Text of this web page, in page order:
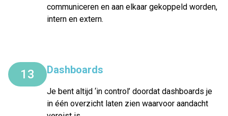
communiceren en aan elkaar gekoppeld worden,
intern en extern.
13 Dashboards
Je bent altijd ‘in control’ doordat dashboards je
in één overzicht laten zien waarvoor aandacht